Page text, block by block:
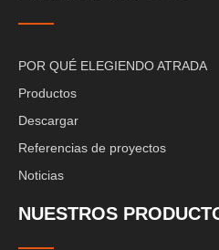
POR QUÉ ELEGIENDO ATRADA
Productos
Descargar
Referencias de proyectos
Noticias
NUESTROS